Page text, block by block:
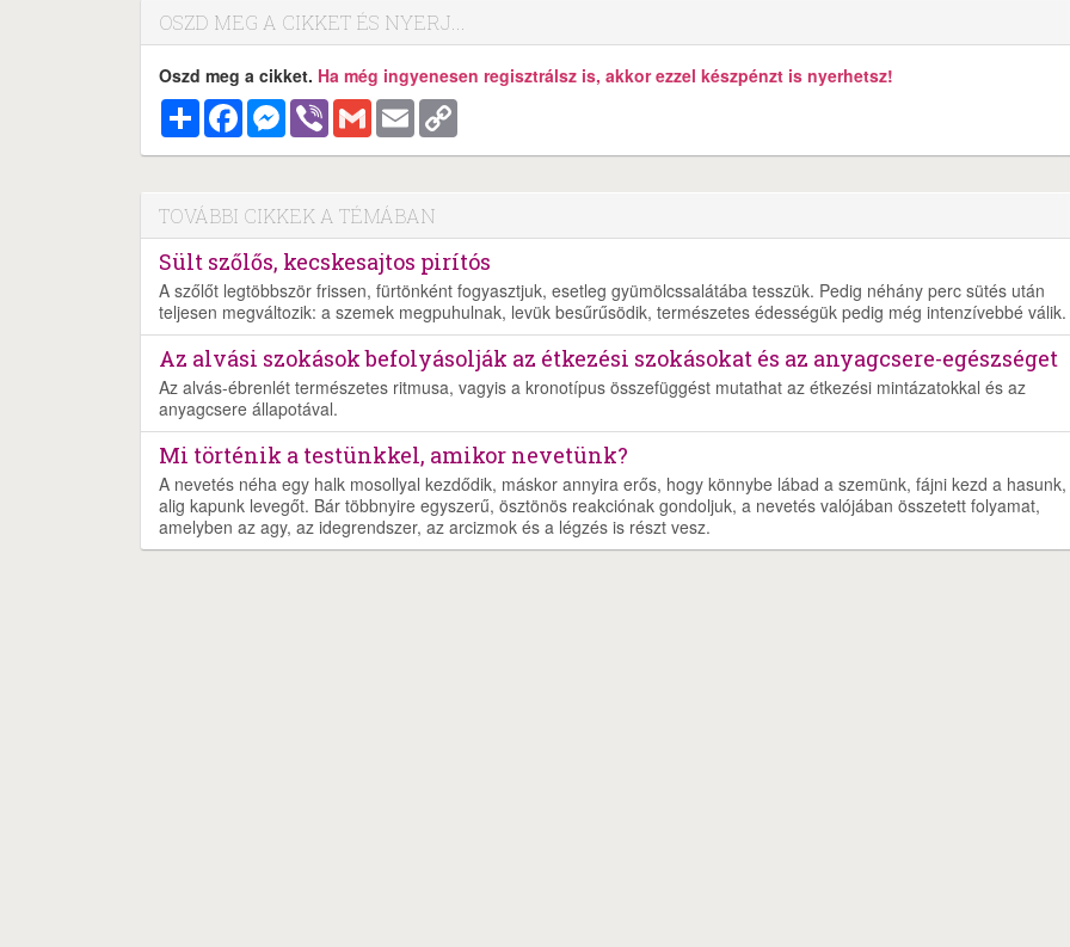
OSZD MEG A CIKKET ÉS NYERJ...
Oszd meg a cikket. Ha még ingyenesen regisztrálsz is, akkor ezzel készpénzt is nyerhetsz!
MegosztásFacebookMessenger
Viber Gmail Email
TOVÁBBI CIKKEK A TÉMÁBAN
Sült szőlős, kecskesajtos pirítós
A szőlőt legtöbbször frissen, fürtönként fogyasztjuk, esetleg gyümölcssalátába tesszük. Pedig néhány perc sütés után
teljesen megváltozik: a szemek megpuhulnak, levük besűrűsödik, természetes édességük pedig még intenzívebbé válik.
Az alvási szokások befolyásolják az étkezési szokásokat és az anyagcsere-egészséget
Az alvás-ébrenlét természetes ritmusa, vagyis a kronotípus összefüggést mutathat az étkezési mintázatokkal és az
anyagcsere állapotával.
Mi történik a testünkkel, amikor nevetünk?
A nevetés néha egy halk mosollyal kezdődik, máskor annyira erős, hogy könnybe lábad a szemünk, fájni kezd a
alig kapunk levegőt. Bár többnyire egyszerű, ösztönös reakciónak gondoljuk, a nevetés valójában összetett folyamat,
amelyben az agy, az idegrendszer, az arcizmok és a légzés is részt vesz.